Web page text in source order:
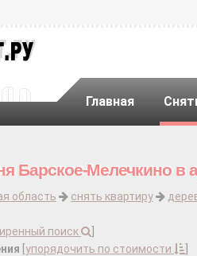
Главная
Барское-Мелечкино в
область снять квартиру
поиск
упорядочить по стоимости